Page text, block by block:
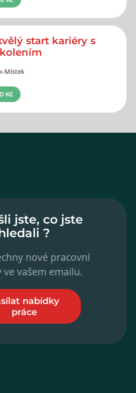
start kariéry s
Místek
Kč
jste, co jste
?
nové pracovní
ve vašem emailu.
nabídky
práce